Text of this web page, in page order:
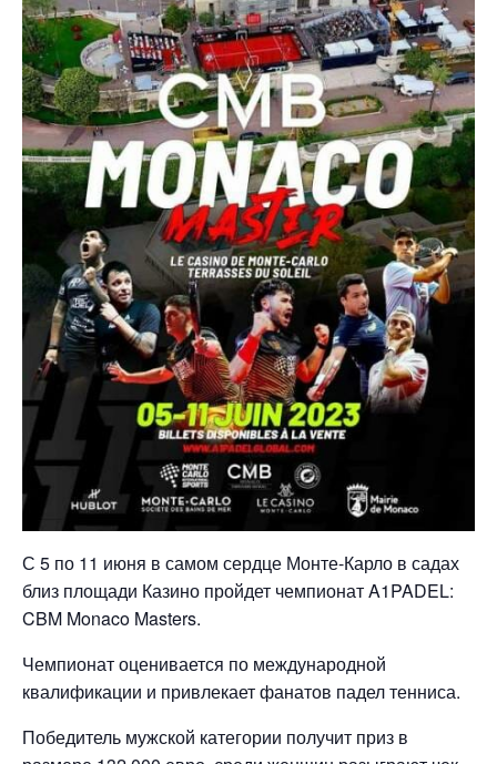
С 5 по 11 июня в самом сердце Монте-Карло в садах
близ площади Казино пройдет чемпионат A1PADEL:
CBM Monaco Masters.
Чемпионат оценивается по международной
квалификации и привлекает фанатов падел тенниса.
Победитель мужской категории получит приз в